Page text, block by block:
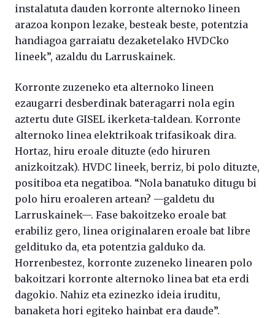
instalatuta dauden korronte alternoko lineen
arazoa konpon lezake, besteak beste, potentzia
handiagoa garraiatu dezaketelako HVDCko
lineek”, azaldu du Larruskainek.
Korronte zuzeneko eta alternoko lineen
ezaugarri desberdinak bateragarri nola egin
aztertu dute GISEL ikerketa-taldean. Korronte
alternoko linea elektrikoak trifasikoak dira.
Hortaz, hiru eroale dituzte (edo hiruren
anizkoitzak). HVDC lineek, berriz, bi polo dituzte,
positiboa eta negatiboa. “Nola banatuko ditugu bi
polo hiru eroaleren artean? —galdetu du
Larruskainek—. Fase bakoitzeko eroale bat
erabiliz gero, linea originalaren eroale bat libre
geldituko da, eta potentzia galduko da.
Horrenbestez, korronte zuzeneko linearen polo
bakoitzari korronte alternoko linea bat eta erdi
dagokio. Nahiz eta ezinezko ideia iruditu,
banaketa hori egiteko hainbat era daude”.